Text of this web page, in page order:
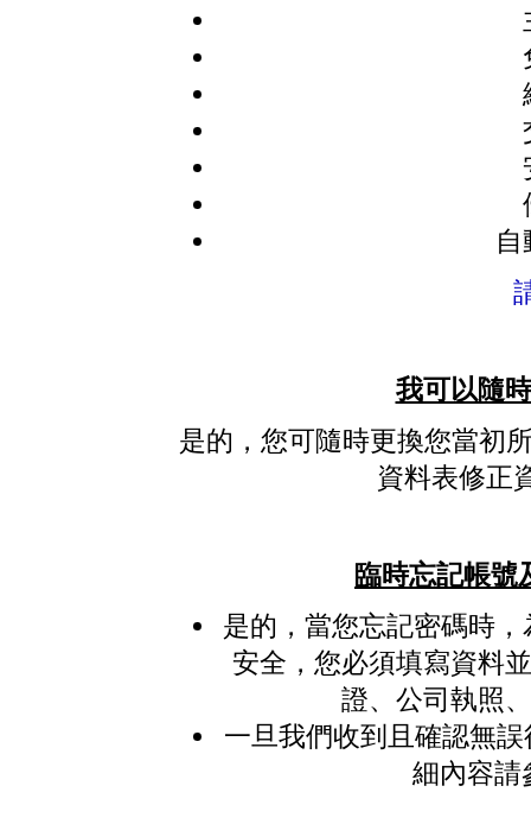
我可以隨
是的，您可隨時更換您當初
資料表修正
臨時忘記帳號
是的，當您忘記密碼時
安全，您必須填寫資料
證、公司執照
一旦我們收到且確認無
細內容請